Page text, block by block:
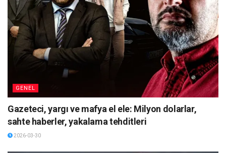
GENEL
Gazeteci, yargı ve mafya el ele: Milyon dolarlar,
sahte haberler, yakalama tehditleri
2026-03-30